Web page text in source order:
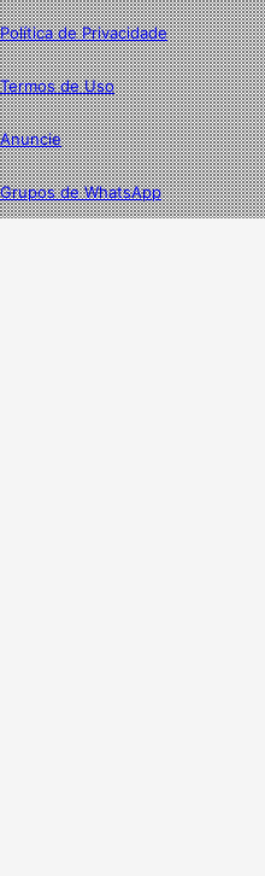
Política de Privacidade
Termos de Uso
Anuncie
Grupos de WhatsApp